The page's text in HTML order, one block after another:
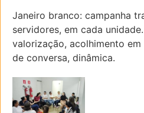
Janeiro branco: campanha
servidores, em cada
valorização, acolhimento
de conversa, dinâmica.